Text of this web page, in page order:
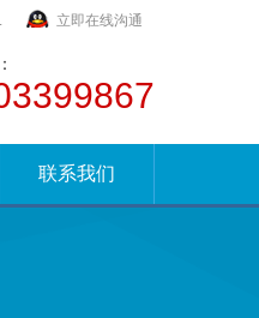
立即在线沟通
联系我们